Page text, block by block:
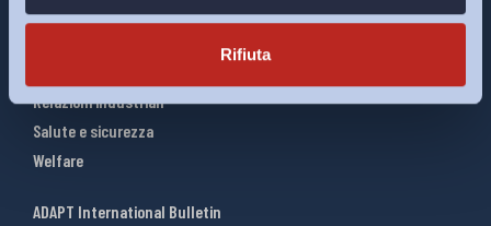
Rifiuta
Infografiche
Relazioni industriali
Salute e sicurezza
Welfare
ADAPT International Bulletin